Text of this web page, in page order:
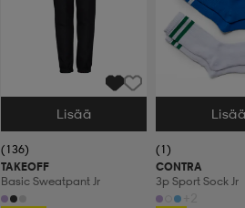
Valitse Koko
Lisää
(136)
TAKEOFF
Basic Sweatpant Jr
Valitse Koko
(1)
CONTRA
3p Sport Sock Jr